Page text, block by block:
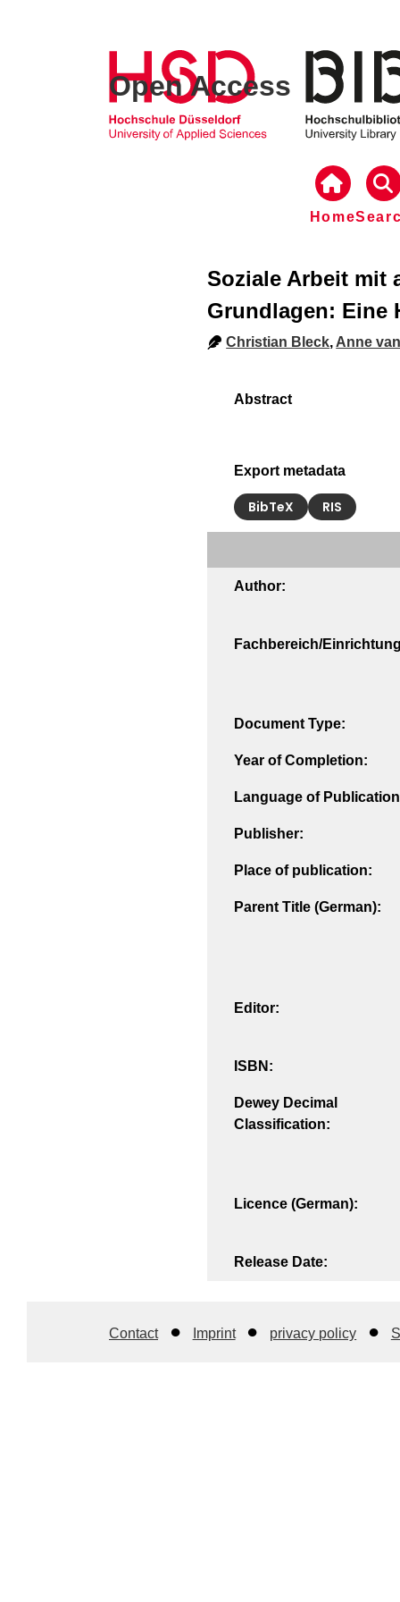
Open Access
Home
Soziale Arbeit mit
Grundlagen: Eine
Christian Bleck, Anne
Export metadata
BibTeX RIS
Author:
Fachbereich/
Document Type:
Year of Completion:
Language of
Publisher:
Place of publication:
Parent Title (German):
Editor:
ISBN:
Dewey Decimal
Classification:
Licence (German):
Release Date:
Contact Imprint privacy policy